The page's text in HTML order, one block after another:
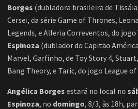
Borges (dubladora brasileira de
Cersei, da série Game of Thrones,
Legends, e Alleria Correventos, do jogo
Espinoza (dublador do Capitão
Marvel, Garfinho, de Toy Story 4,
Bang Theory, e Taric, do jogo League of
Angélica Borges estará no local no
Espinoza, no domingo, 8/3, às 18h,